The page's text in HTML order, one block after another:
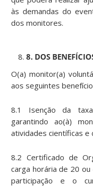
às demandas do
dos monitores.
8. DOS
O(a) monitor(a)
aos seguintes
8.1 Isenção da
garantindo ao(à)
atividades científicas e
8.2 Certificado de
carga horária de 20
participação e o